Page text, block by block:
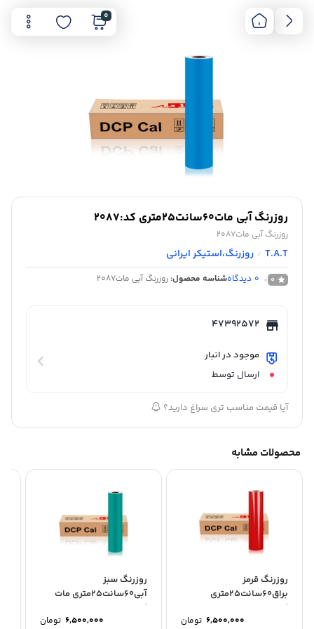
0
روزرنگ آبی مات60سانت25متری کد:2087
روزرنگ آبی مات2087
T.A.T
/ روزرنگ،استیکر ایرانی
0
0 دیدگاهشناسه محصول: روزرنگ آبی مات2087
47392572
موجود در انبار
ارسال توسط
آیا قیمت مناسب تری سراغ دارید؟
محصولات مشابه
روزرنگ قرمز
براق60سانت25متری
کد:6036
6,500,000 تومان
روزرنگ سبز
آبی60سانت25متری مات
کد:2090
6,500,000 تومان